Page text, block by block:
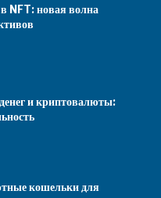
NFT: новая волна
и криптовалюты:
кошельки для